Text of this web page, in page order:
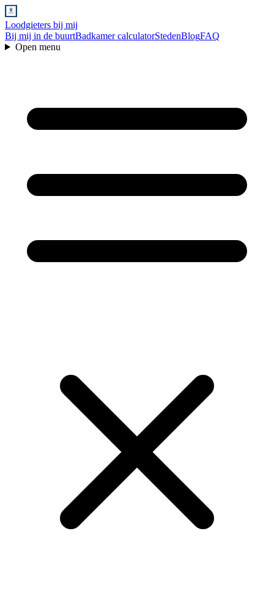
Loodgieters bij mij
Bij mij in de buurtBadkamer calculatorStedenBlogFAQ
Open menu